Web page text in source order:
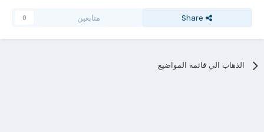
Share متابعين 0
الذهاب الي قائمه المواضيع